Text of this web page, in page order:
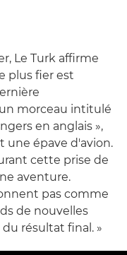
Le Turk affirme
plus fier est
morceau intitulé
en anglais »,
une épave d'avion.
cette prise de
aventure.
pas comme
de nouvelles
résultat final. »